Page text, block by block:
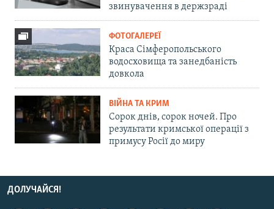
звинувачення в держзраді
ФОТОГАЛЕРЕЇ
Краса Сімферопольського
водосховища та занедбаність
довкола
ВІЙНА ТА КРИМ
Сорок днів, сорок ночей. Про
результати кримської операції з
примусу Росії до миру
ДОЛУЧАЙСЯ!